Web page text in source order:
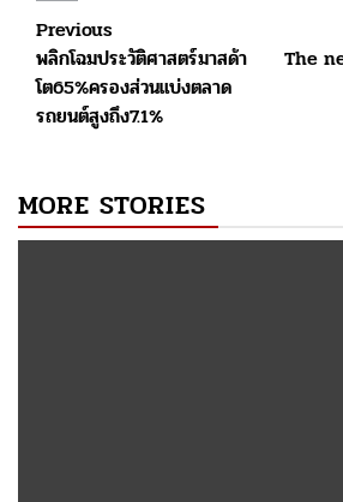
Post
navigation
Previous
พลิกโฉมประวัติศาสตร์มาสด้า
โต65%ครองส่วนแบ่งตลาด
รถยนต์สูงถึง7.1%
The
MORE STORIES